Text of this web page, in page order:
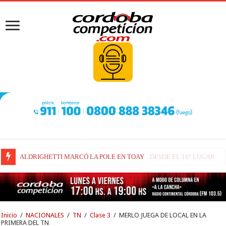
FENESTRAZ SUFRIÓ EN SUGO Y LARGARÁ DESDE EL 16° LUGAR
Inicio / NACIONALES / TN / Clase 3 / MERLO JUEGA DE LOCAL EN LA
PRIMERA DEL TN